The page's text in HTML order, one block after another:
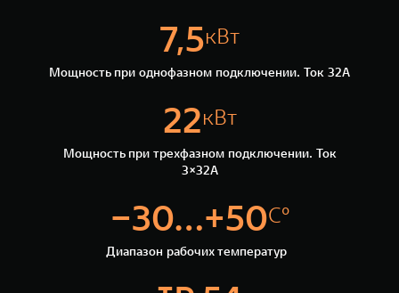
7,5кВт
Мощность при однофазном подключении. Ток 32А
22кВт
Мощность при трехфазном подключении. Ток
3×32А
−30...+50С°
Диапазон рабочих температур